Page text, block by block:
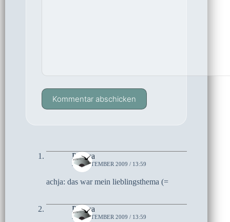
Kommentar abschicken
Paleica
27. SEPTEMBER 2009 / 13:59
achja: das war mein lieblingsthema (=
Paleica
27. SEPTEMBER 2009 / 13:59